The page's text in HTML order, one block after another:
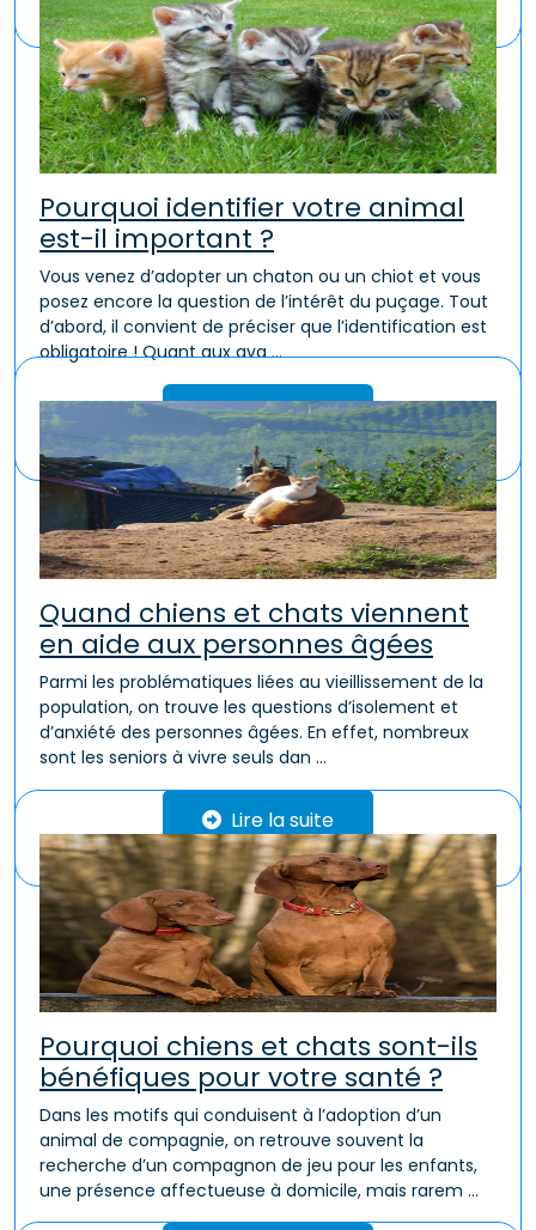
Pourquoi identifier votre animal
est-il important ?
Vous venez d’adopter un chaton ou un chiot et vous
posez encore la question de l’intérêt du puçage. Tout
d’abord, il convient de préciser que l’identification est
obligatoire ! Quant aux ava ...
Lire la suite
Quand chiens et chats viennent
en aide aux personnes âgées
Parmi les problématiques liées au vieillissement de la
population, on trouve les questions d’isolement et
d’anxiété des personnes âgées. En effet, nombreux
sont les seniors à vivre seuls dan ...
Lire la suite
Pourquoi chiens et chats sont-ils
bénéfiques pour votre santé ?
Dans les motifs qui conduisent à l’adoption d’un
animal de compagnie, on retrouve souvent la
recherche d’un compagnon de jeu pour les enfants,
une présence affectueuse à domicile, mais rarem ...